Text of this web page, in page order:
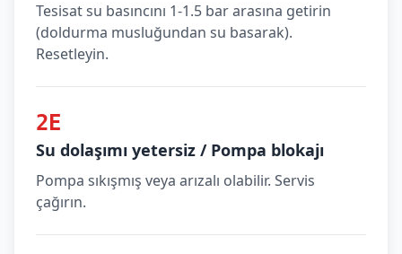
Tesisat su basıncını 1-1.5 bar arasına getirin
(doldurma musluğundan su basarak).
Resetleyin.
2E
Su dolaşımı yetersiz / Pompa blokajı
Pompa sıkışmış veya arızalı olabilir. Servis
çağırın.